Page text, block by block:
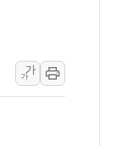
동해상으로 미상 발사체 발사
권, 국내 최초 상반기 영업이
가
가